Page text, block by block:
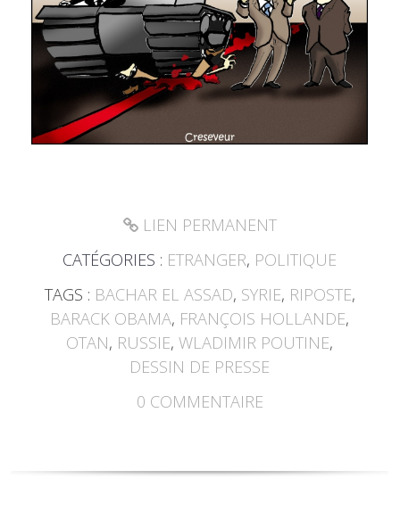
LIEN PERMANENT
CATÉGORIES : ETRANGER, POLITIQUE
TAGS : BACHAR EL ASSAD, SYRIE, RIPOSTE,
BARACK OBAMA, FRANÇOIS HOLLANDE,
OTAN, RUSSIE,WLADIMIR POUTINE,
DESSIN DE PRESSE
0 COMMENTAIRE